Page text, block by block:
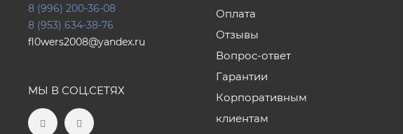
8 (996) 200-36-08
8 (953) 634-38-76
fl0wers2008@yandex.ru
МЫ В СОЦ.СЕТЯХ
Оплата
Отзывы
Вопрос-ответ
Гарантии
Корпоративным
клиентам